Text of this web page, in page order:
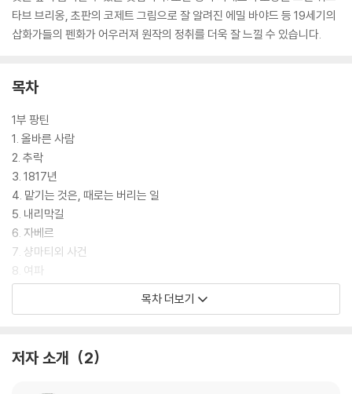
타브 브리옹, 초판의 코제트 그림으로 잘 알려진 에밀 바야드 등 19세기의
삽화가들의 펜화가 어우러져 원작의 정취를 더욱 잘 느낄 수 있습니다.
목차
1부 팡틴
1. 올바른 사람
2. 추락
3. 1817년
4. 맡기는 것은, 때로는 버리는 일
5. 내리막길
6. 자베르
7. 샹마티외 사건
8. 여파
3. 죽은 자와 한 약속을 지키다
목차 더보기
저자 소개 2